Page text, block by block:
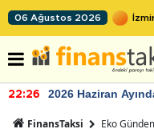
06 Ağustos 2026
22:26 2026 Haziran
FinansTaksi Eko